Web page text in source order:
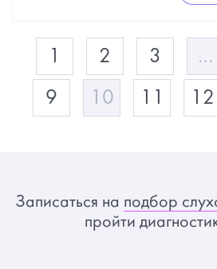
2 3 …
9 10 12
Записаться на подбор
пройти